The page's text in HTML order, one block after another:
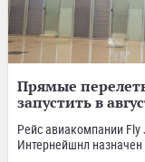
Прямые
запустить в
Рейс авиакомпании
Интернейшнл назначен